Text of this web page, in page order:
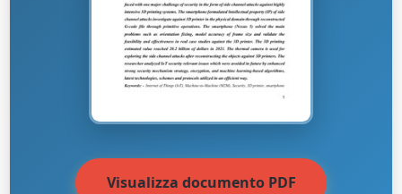
Visualizza documento PDF